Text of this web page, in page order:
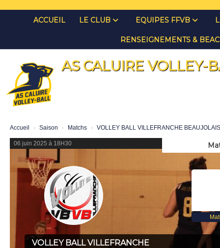
ACCUEIL LE CLUB EQUIPES FFVB
RENSEIGNEMENTS &
AS CALUIRE VOLLEY-
Accueil Saison Matchs VOLLEY BALL VILLEFRANCHE
06 juin 2025 à 18H30
VOLLEY BALL VILLEFRANCHE